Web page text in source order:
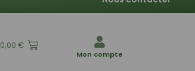
0,00 €
Mon compte